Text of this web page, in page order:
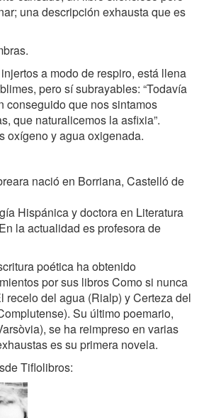
una descripción exhausta que es
a modo de respiro, está llena
pero sí subrayables: “Todavía
conseguido que nos sintamos
que naturalicemos la asfixia”.
oxígeno y agua oxigenada.
nació en Borriana, Castelló de
Hispánica y doctora en Literatura
la actualidad es profesora de
poética ha obtenido
por sus libros Como si nunca
recelo del agua (Rialp) y Certeza del
Su último poemario,
se ha reimpreso en varias
es su primera novela.
Tiflolibros: